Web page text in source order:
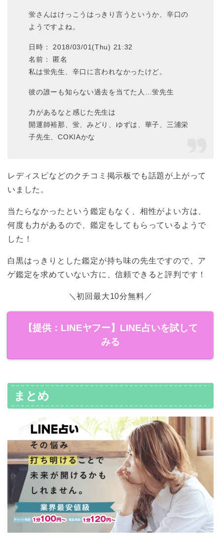
蛍さんはけっこうはっきり言うというか、辛口の
ようですよね。
日時： 2018/03/01(Thu) 21:32
名前： 匿名
私は蛍先生、辛口に言われなかったけど。
彼の誰ーも知らない過去を当てた人…蛍先生
力があるなと感じた先生は
開運師裕那、蛍、みどり、ゆずは、華子、三浦栄
子先生、COKIAかな
レディスピなどのクチコミ掲示板でも話題が上がって
いました。
当たらなかったという鑑定もなく、相性がよい方は、
何度も力があるので、鑑定をしてもらっているようで
した！
白黒はっきりとした鑑定が持ち味の先生ですので、ア
ゲ鑑定を求めていない方に、信頼できると評判です！
＼初回最大10分無料／
【提供：LINEヤフー】LINE占いを試して
みる
まとめ